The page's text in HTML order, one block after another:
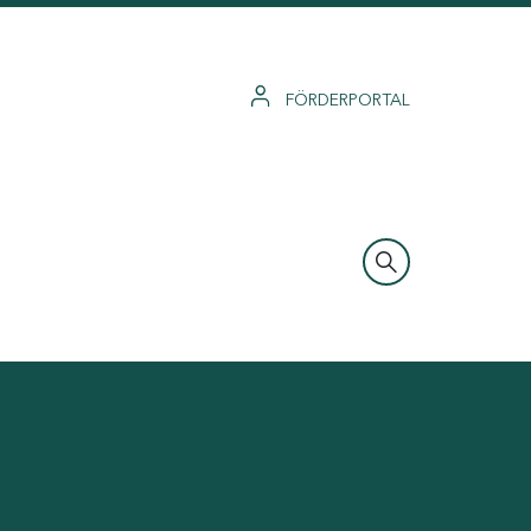
FÖRDERPORTAL